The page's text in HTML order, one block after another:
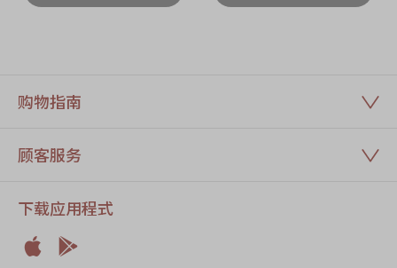
购物指南
顾客服务
下载应用程式

